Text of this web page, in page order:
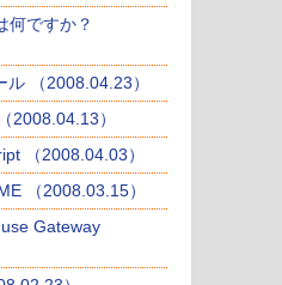
何ですか？
（2008.04.23）
2008.04.13）
（2008.04.03）
（2008.03.15）
Gateway